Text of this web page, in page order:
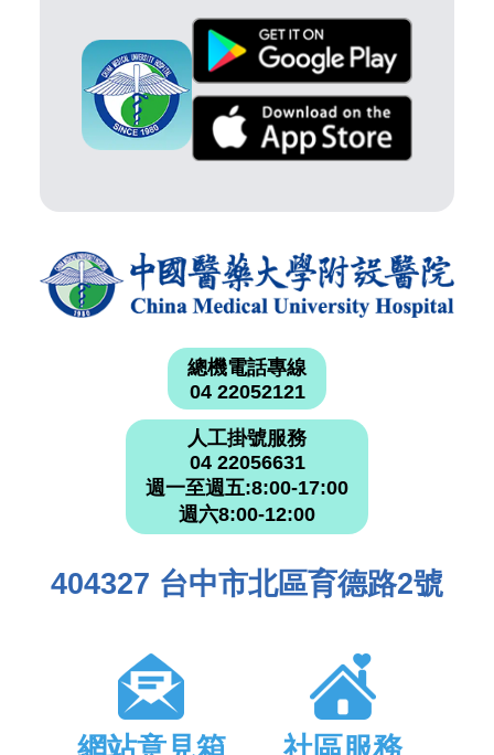
總機電話專線
04 22052121
人工掛號服務
04 22056631
週一至週五:8:00-17:00
週六8:00-12:00
404327 台中市北區育德路2號
網站意見箱 社區服務